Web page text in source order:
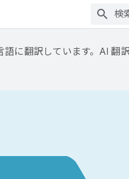
に翻訳しています。AI 翻